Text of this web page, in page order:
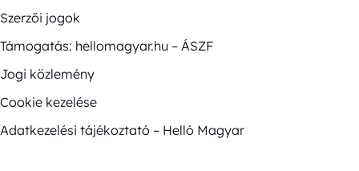
Szerzői jogok
Támogatás: hellomagyar.hu – ÁSZF
Jogi közlemény
Cookie kezelése
Adatkezelési tájékoztató – Helló Magyar